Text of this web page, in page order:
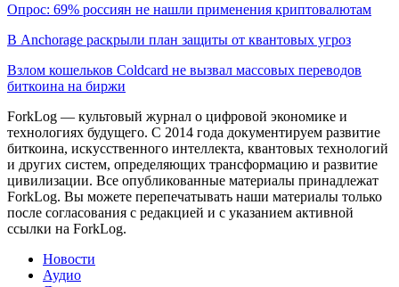
Опрос: 69% россиян не нашли применения криптовалютам
В Anchorage раскрыли план защиты от квантовых угроз
Взлом кошельков Coldcard не вызвал массовых переводов
биткоина на биржи
ForkLog — культовый журнал о цифровой экономике и
технологиях будущего. С 2014 года документируем развитие
биткоина, искусственного интеллекта, квантовых технологий
и других систем, определяющих трансформацию и развитие
цивилизации. Все опубликованные материалы принадлежат
ForkLog. Вы можете перепечатывать наши материалы только
после согласования с редакцией и с указанием активной
ссылки на ForkLog.
Новости
Аудио